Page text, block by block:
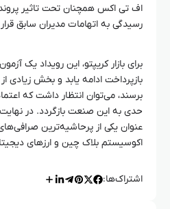
اف تی اکس همچنان تحت تاثیر
رسیدگی به اتهامات مدیران سابق قرار
برای بازار کریپتو، این رویداد یک
بازپرداخت ادامه یابد و بخش زیادی
برسند، می‌توان انتظار داشت که
حدی به این صنعت بازگردد. در
عنوان یکی از پرحاشیه‌ترین
اکوسیستم بلاک چین و ارزهای
اشتراک‌ها: